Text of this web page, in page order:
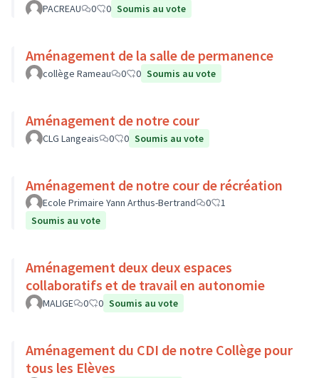
PACREAU 0 0 Soumis au vote
Aménagement de la salle de permanence
collège Rameau 0 0 Soumis au vote
Aménagement de notre cour
CLG Langeais 0 0 Soumis au vote
Aménagement de notre cour de récréation
Ecole Primaire Yann Arthus-Bertrand 0
1
Soumis au vote
Aménagement deux deux espaces
collaboratifs et de travail en autonomie
MALIGE 0 0 Soumis au vote
Aménagement du CDI de notre Collège pour
tous les Elèves